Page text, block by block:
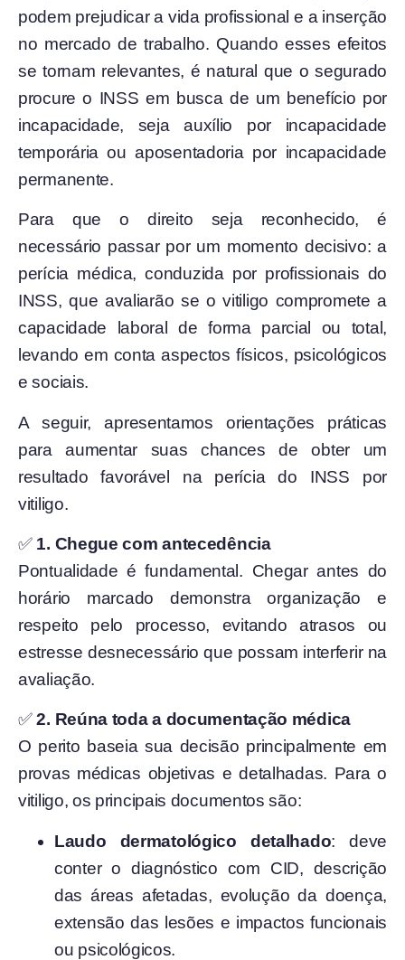
podem prejudicar a vida profissional e a inserção
no mercado de trabalho. Quando esses efeitos
se tornam relevantes, é natural que o segurado
procure o INSS em busca de um benefício por
incapacidade, seja auxílio por incapacidade
temporária ou aposentadoria por incapacidade
permanente.
Para que o direito seja reconhecido, é
necessário passar por um momento decisivo: a
perícia médica, conduzida por profissionais do
INSS, que avaliarão se o vitiligo compromete a
capacidade laboral de forma parcial ou total,
levando em conta aspectos físicos, psicológicos
e sociais.
A seguir, apresentamos orientações práticas
para aumentar suas chances de obter um
resultado favorável na perícia do INSS por
vitiligo.
✅ 1. Chegue com antecedência
Pontualidade é fundamental. Chegar antes do
horário marcado demonstra organização e
respeito pelo processo, evitando atrasos ou
estresse desnecessário que possam interferir na
avaliação.
✅2. Reúna toda a documentação médica
O perito baseia sua decisão principalmente em
provas médicas objetivas e detalhadas. Para o
vitiligo, os principais documentos são:
Laudo dermatológico detalhado: deve
conter o diagnóstico com CID, descrição
das áreas afetadas, evolução da doença,
extensão das lesões e impactos funcionais
ou psicológicos.